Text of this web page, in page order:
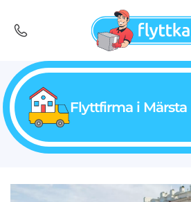
Flyttfirma i Märsta